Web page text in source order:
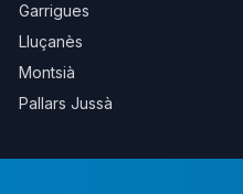
Garrigues
Lluçanès
Montsià
Pallars Jussà